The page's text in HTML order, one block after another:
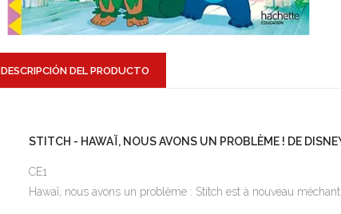
DESCRIPCIÓN DEL PRODUCTO
STITCH - HAWAÏ, NOUS AVONS UN PROBLÈME ! DE
CE1
Hawaï, nous avons un problème : Stitch est à nouveau méchant